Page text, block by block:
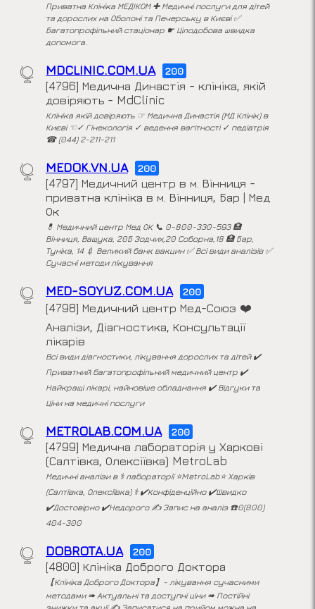
Приватна Клініка МЕДІКОМ ✚ Медичні послуги для дітей
та дорослих на Оболоні та Печерську в Києві ✅
Багатопрофільний стаціонар ☛ Цілодобова швидка
допомога.
MDCLINIC.COM.UA 200
[4796] Медична Династія - клініка, якій
довіряють - MdClinic
Клініка якій довіряють ☞ Медична Династія (МД Клінік) в
Києві ☜✓ Гінекологія ✓ ведення вагітності ✓ педіатрія
☎ (044) 2-211-211
MEDOK.VN.UA 200
[4797] Медичний центр в м. Вінниця -
приватна клініка в м. Вінниця, Бар | Мед
Ок
💊 Медичний центр Мед ОК 📞 0-800-330-593 🏥
Вiнниця, Ващука, 20Б Зодчих,20 Соборна,18 🏥 Бар,
Туніка, 14 💉 Великий банк вакцин ✅ Всі види аналізів ✅
Сучасні методи лікування
MED-SOYUZ.COM.UA 200
[4798] Медичний центр Мед-Союз ❤️
Аналізи, Діагностика, Консультації
лікарів
Всі види діагностики, лікування дорослих та дітей ✔️
Приватний багатопрофільний медичний центр ✔️
Найкращі лікарі, найновіше обладнання ✔️ Відгуки та
Ціни на медичні послуги
METROLAB.COM.UA 200
[4799] Медична лабораторія у Харкові
(Салтівка, Олексіївка) MetroLab
Медичні аналізи в ‍⚕️ лабораторії ⭐MetroLab⭐ Харків
(Салтівка, Олексіївка) ⚕ ✔️Конфіденційно ✔️Швидко
✔️Достовірно ✔️Недорого ✍ Запис на аналіз ☎️0(800)
404-300
DOBROTA.UA 200
[4800] Клініка Доброго Доктора
【Клініка Доброго Доктора】- лікування сучасними
методами ➠️ Актуальні та доступні ціни ➠️ Постійні